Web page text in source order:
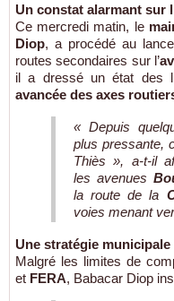
Un constat alarmant sur
Ce mercredi matin, le
Diop, a procédé au
routes secondaires sur l’
il a dressé un état des
avancée des axes
« Depuis
plus pressante,
Thiès », a-t-il
les avenues
la route de la
voies menant
Une stratégie
Malgré les limites de
et FERA, Babacar Diop